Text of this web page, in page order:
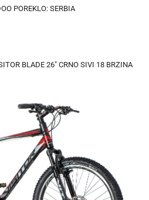
POREKLO: SERBIA
BLADE 26" CRNO SIVI 18 BRZINA